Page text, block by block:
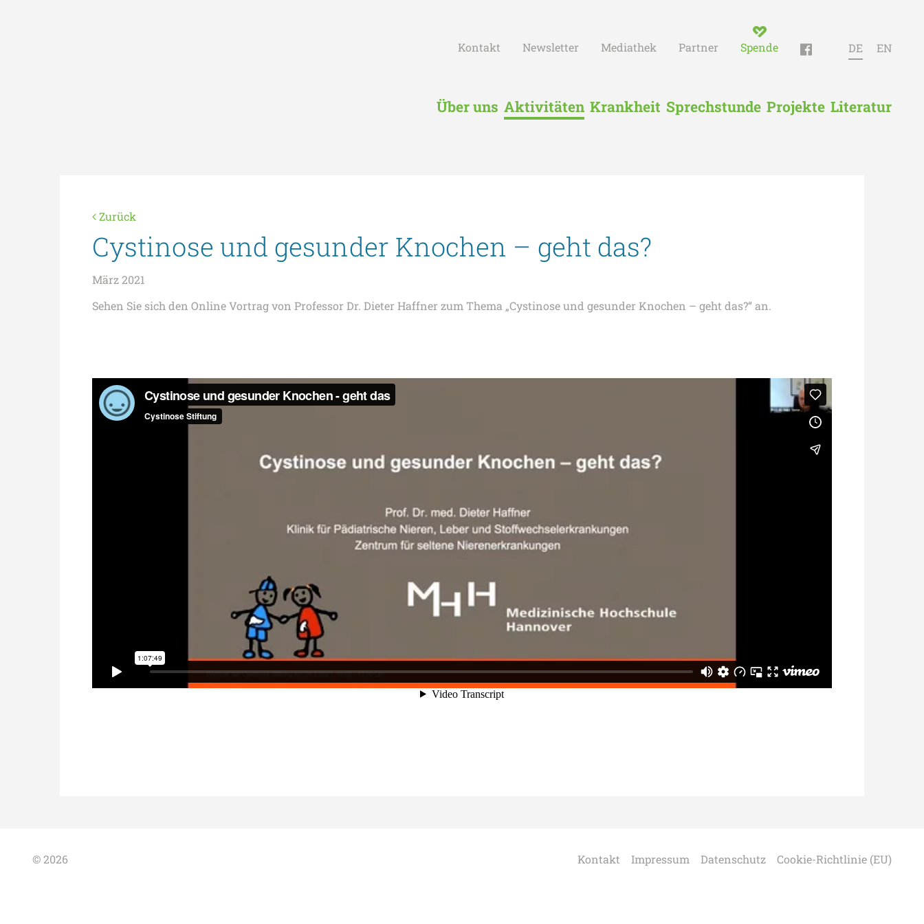
Über uns Aktivitäten Krankheit Sprechstunde Projekte Literatur
Kontakt Newsletter Mediathek Partner Spende DE EN
Zurück
Cystinose und gesunder Knochen – geht das?
März 2021
Sehen Sie sich den Online Vortrag von Professor Dr. Dieter Haffner zum Thema „Cystinose und gesunder Knochen – geht das?“ an.
© 2026 Kontakt Impressum Datenschutz Cookie-Richtlinie (EU)